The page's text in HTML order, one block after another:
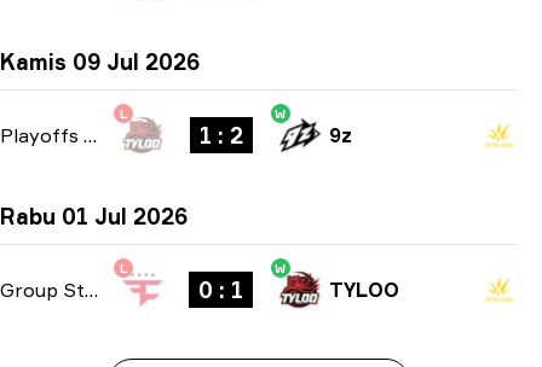
Kamis 09 Jul 2026
Playoffs bo3
L
1 : 2
W
9z
Rabu 01 Jul 2026
Group Stage -bo1
L
0 : 1
W
TYLOO